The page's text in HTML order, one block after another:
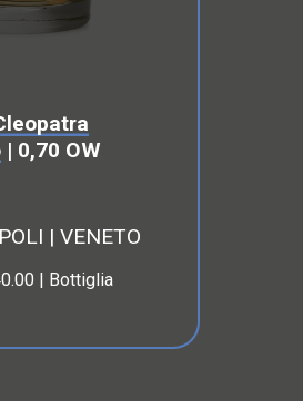
| 0,70 OW
| VENETO
| Bottiglia